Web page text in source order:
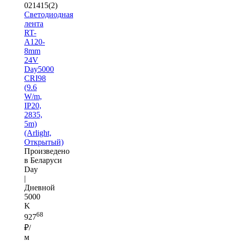
021415(2)
Светодиодная
лента
RT-
A120-
8mm
24V
Day5000
CRI98
(9.6
W/m,
IP20,
2835,
5m)
(Arlight,
Открытый)
Произведено
в Беларуси
Day
|
Дневной
5000
K
92768
₽/
м